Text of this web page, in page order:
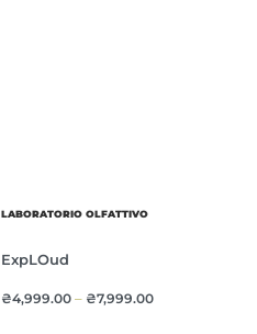
LABORATORIO OLFATTIVO
ExpLOud
₴4,999.00 – ₴7,999.00